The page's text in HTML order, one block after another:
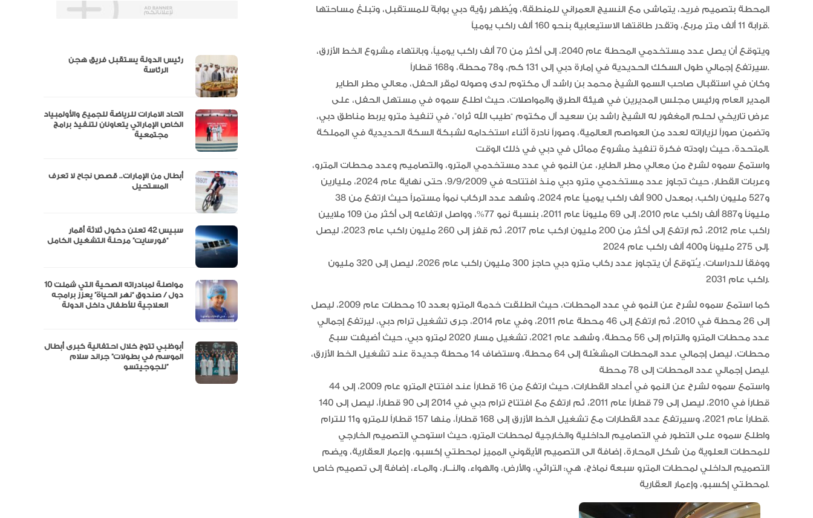
المحطة بتصميم فريد، يتماشى مع النسيج العمراني للمنطقة، ويُظهر رؤية دبي بوابةً للمستقبل، وتبلغ مساحتها
قرابة 11 ألف متر مربع، وتقدر طاقتها الاستيعابية بنحو 160 ألف راكب يومياً.
ويتوقع أن يصل عدد مستخدمي المحطة عام 2040، إلى أكثر من 70 ألف راكب يومياً، وبانتهاء مشروع الخط الأزرق،
سيرتفع إجمالي طول السكك الحديدية في إمارة دبي إلى 131 كم، و78 محطة، و168 قطاراً.
وكان في استقبال صاحب السمو الشيخ محمد بن راشد آل مكتوم لدى وصوله لمقر الحفل، معالي مطر الطاير
المدير العام ورئيس مجلس المديرين في هيئة الطرق والمواصلات، حيث اطلع سموه في مستهل الحفل، على
عرض تاريخي لحلم المغفور له الشيخ راشد بن سعيد آل مكتوم “طيب الله ثراه”، في تنفيذ مترو يربط مناطق دبي،
وتضمن صوراً لزياراته لعدد من العواصم العالمية، وصوراً نادرة أثناء استخدامه لشبكة السكة الحديدية في المملكة
المتحدة، حيث راودته فكرة تنفيذ مشروع مماثل في دبي في ذلك الوقت.
واستمع سموه لشرح من معالي مطر الطاير، عن النمو في عدد مستخدمي المترو، والتصاميم وعدد محطات المترو،
وعربات القطار، حيث تجاوز عدد مستخدمي مترو دبي منذ افتتاحه في 9/9/2009، حتى نهاية عام 2024، مليارين
و527 مليون راكب، بمعدل 900 ألف راكب يومياً عام 2024، وشهد عدد الركاب نمواً مستمراً حيث ارتفع من 38
مليوناً و887 ألف راكب عام 2010، إلى 69 مليوناً عام 2011، بنسبة نمو 77%، وواصل ارتفاعه إلى أكثر من 109 ملايين
راكب عام 2012، ثم ارتفع إلى أكثر من 200 مليون اركب عام 2017، ثم قفز إلى 260 مليون راكب عام 2023، ليصل
إلى 275 مليوناً و400 ألف راكب عام 2024.
ووفقاً للدراسات، يـُتوقع أن يتجاوز عدد ركاب مترو دبي حاجز 300 مليون راكب عام 2026، ليصل إلى 320 مليون
راكب عام 2031.
كما استمع سموه لشرح عن النمو في عدد المحطات، حيث انطلقت خدمة المترو بعدد 10 محطات عام 2009، ليصل
إلى 26 محطة في 2010، ثم ارتفع إلى 46 محطة عام 2011، وفي عام 2014، جرى تشغيل ترام دبي، ليرتفع إجمالي
عدد محطات المترو والترام إلى 56 محطة، وشهد عام 2021، تشغيل مسار 2020 لمترو دبي، حيث أُضيفت سبع
محطات، ليصل إجمالي عدد المحطات المشغّلة إلى 64 محطة، وستضاف 14 محطة جديدة عند تشغيل الخط الأزرق،
ليصل إجمالي عدد المحطات إلى 78 محطة.
واستمع سموه لشرح عن النمو في أعداد القطارات، حيث ارتفع من 16 قطاراً عند افتتاح المترو عام 2009، إلى 44
قطاراً في 2010، ليصل إلى 79 قطاراً عام 2011، ثم ارتفع مع افتتاح ترام دبي في 2014 إلى 90 قطاراً، ليصل إلى 140
قطاراً عام 2021، وسيرتفع عدد القطارات مع تشغيل الخط الأزرق إلى 168 قطاراً، منها 157 قطاراً للمترو و11 للترام.
واطلع سموه على التطور في التصاميم الداخلية والخارجية لمحطات المترو، حيث استوحي التصميم الخارجي
للمحطات العلوية من شكل المحارة، إضافة الى التصميم الأيقوني المميز لمحطتي إكسبو، وإعمار العقارية، ويضم
التصميم الداخلي لمحطات المترو سبعة نماذج، هي: التراثي، والأرض، والهواء، والنــار، والمـاء، إضافة إلى تصميم خاص
لمحطتي إكسبو، وإعمار العقارية.
رئيس الدولة يستقبل فريق هجن
اتحاد الامارات للرياضة للجميع والأولمبياد
الخاص الإماراتي يتعاونان لتنفيذ برامج
أبطال من الإمارات.. قصص نجاح لا تعرف
سبيس 42 تعلن دخول ثلاثة أقمار
“فورسايت” مرحلة التشغيل الكامل
مواصلة لمبادراته الصحية التي شملت 10
دول / صندوق “نهر الحياة” يعزز برامجه
أبوظبي تتوج خلال احتفالية كبرى أبطال
الموسم في بطولات” جراند سلام
للجوجيتسو”
الإمارات ترسخ ريادتها العالمية في اعتماد
الأدوية المبتكرة لتعزيز صحة المجتمع
البرتغال ويحل وصيفا في المجر
الإمارات تعزز ريادتها العالمية في جمال
ضمن الفئة “A”